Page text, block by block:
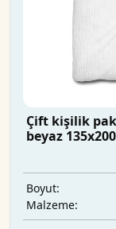
Çift kişilik
beyaz
Boyut:
Malzeme: